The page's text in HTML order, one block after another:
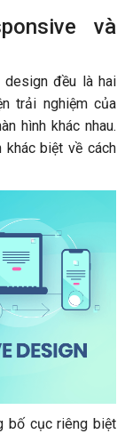
và
đều là hai
trải nghiệm của
hình khác nhau.
khác biệt về cách
bố cục riêng biệt